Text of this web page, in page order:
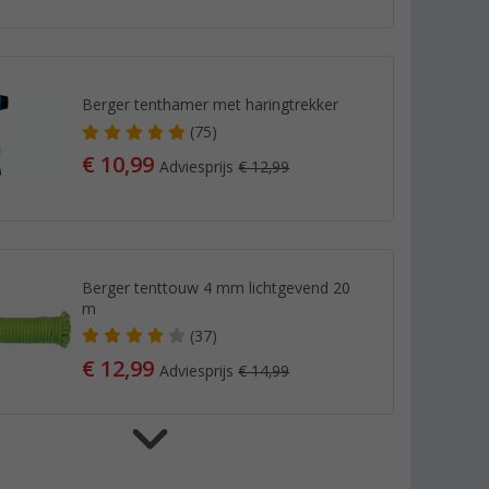
Berger tenthamer met haringtrekker
(75)
€ 10,99Adviesprijs€ 12,99
Berger tenttouw 4 mm lichtgevend 20
m
(37)
€ 12,99Adviesprijs€ 14,99